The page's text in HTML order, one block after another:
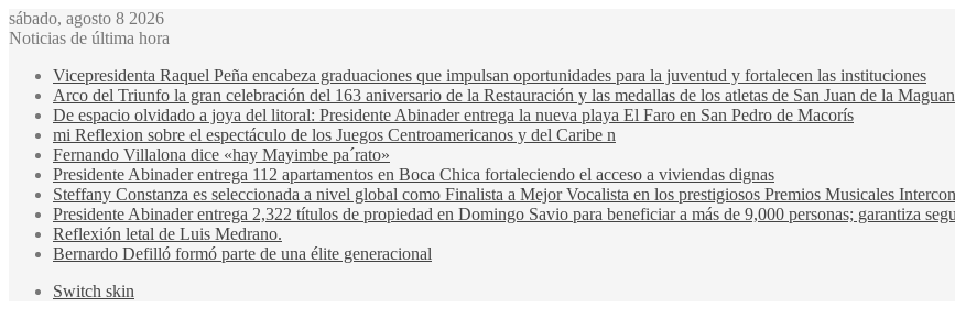
sábado, agosto 8 2026
Noticias de última hora
Vicepresidenta Raquel Peña encabeza graduaciones que impulsan oportunidades para la juventud y fortalecen las instituciones
Arco del Triunfo la gran celebración del 163 aniversario de la Restauración y las medallas de los atletas de San Juan de la
De espacio olvidado a joya del litoral: Presidente Abinader entrega la nueva playa El Faro en San Pedro de Macorís
mi Reflexion sobre el espectáculo de los Juegos Centroamericanos y del Caribe n
Fernando Villalona dice «hay Mayimbe pa´rato»
Presidente Abinader entrega 112 apartamentos en Boca Chica fortaleciendo el acceso a viviendas dignas
Steffany Constanza es seleccionada a nivel global como Finalista a Mejor Vocalista en los prestigiosos Premios Musicales
Presidente Abinader entrega 2,322 títulos de propiedad en Domingo Savio para beneficiar a más de 9,000 personas; garantiza
Reflexión letal de Luis Medrano.
Bernardo Defilló formó parte de una élite generacional
Switch skin